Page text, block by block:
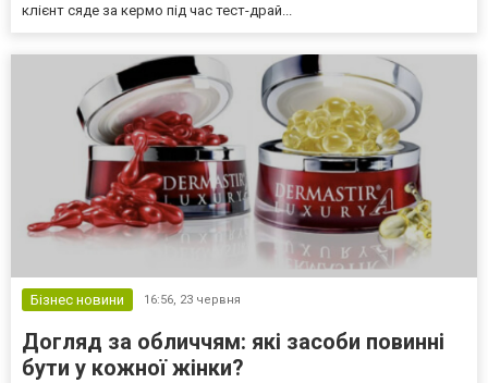
клієнт сяде за кермо під час тест-драй...
Бізнес новини 16:56, 23 червня
Догляд за обличчям: які засоби повинні
бути у кожної жінки?